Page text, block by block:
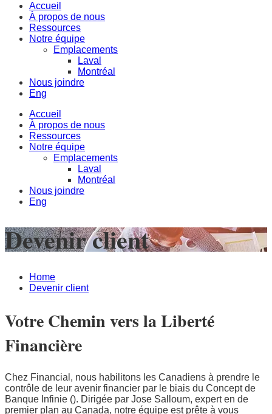
Accueil
À propos de nous
Ressources
Notre équipe
Emplacements
Laval
Montréal
Nous joindre
Eng
Accueil
À propos de nous
Ressources
Notre équipe
Emplacements
Laval
Montréal
Nous joindre
Eng
Devenir client
Home
Devenir client
Votre Chemin vers la Liberté
Financière
Chez Financial, nous habilitons les Canadiens à prendre le
contrôle de leur avenir financier par le biais du Concept de
Banque Infinie (). Dirigée par Jose Salloum, expert en de
premier plan au Canada, notre équipe est prête à vous